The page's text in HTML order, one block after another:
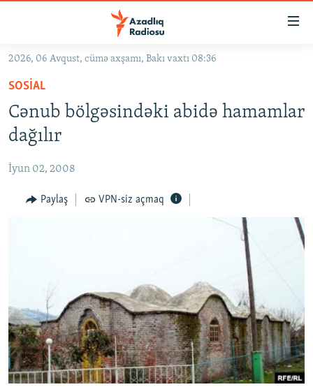
Əsas
qayıt
Əsas
naviqasiyaya
qayıt
Axtarışa
keç
GÜNDƏM
#İZAHLA
KORRUPSIOMETR
#ƏSLINDƏ
FƏRQƏ BAX
QANUNI DOĞRU
FOTOQALEREYA
İNFOQRAFIKA
KARIKATURA
OXU ZALI
AZƏRBAYCAN ƏDƏBIYYATI KITABXANASI
İSLAM VƏ DEMOKRATIYA
İZ - MƏDƏNIYYƏT PROQRAMI
HAQQIMIZDA
MISSIYAMIZ
PEŞƏ ETIKASI VƏ JURNALISTIKA STANDARTLARIMIZ
MATERIALLARIMIZDAN ISTIFADƏ
BIZI IZLƏ
2026, 06 Avqust, cümə axşamı, Bakı vaxtı 08:36
SOSIAL
Cənub bölgəsindəki abidə hamamlar
dağılır
İyun 02, 2008
Paylaş VPN-siz açmaq